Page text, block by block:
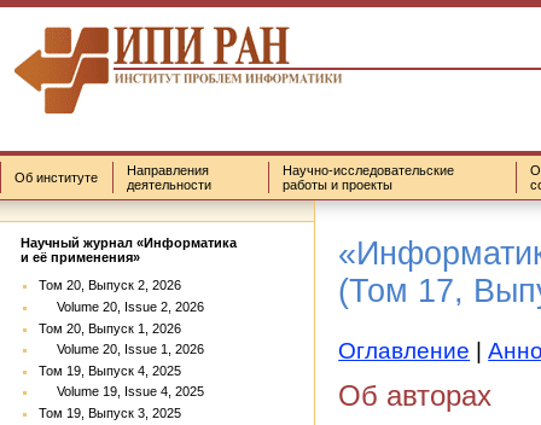
Об институте
Направления
деятельности
Научно-исследовательские
работы и проекты
Научный журнал «Информатика
и её применения»
Том 20, Выпуск 2, 2026
Volume 20, Issue 2, 2026
Том 20, Выпуск 1, 2026
Volume 20, Issue 1, 2026
Том 19, Выпуск 4, 2025
Volume 19, Issue 4, 2025
Том 19, Выпуск 3, 2025
(Том 17,
Оглавление |
Об авторах